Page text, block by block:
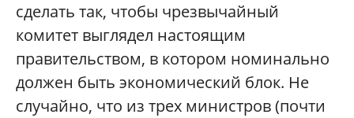
сделать так, чтобы чрезвычайный
комитет выглядел настоящим
правительством, в котором номинально
должен быть экономический блок. Не
случайно, что из трех министров (почти